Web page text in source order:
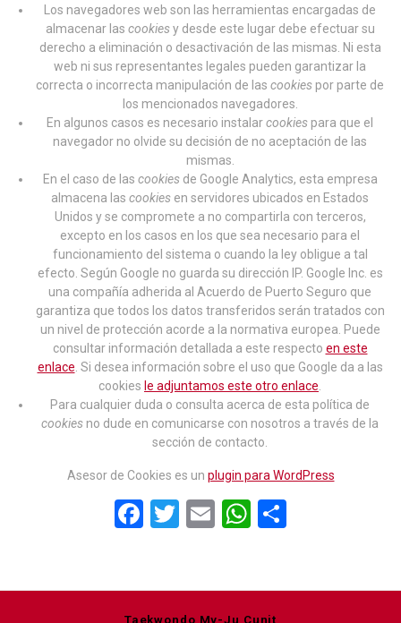
Los navegadores web son las herramientas encargadas de
almacenar las cookiesy desde este lugar debe efectuar su
derecho a eliminación o desactivación de las mismas. Ni esta
web ni sus representantes legales pueden garantizar la
correcta o incorrecta manipulación de las cookies por parte de
los mencionados navegadores.
En algunos casos es necesario instalarcookies para que el
navegador no olvide su decisión de no aceptación de las
mismas.
En el caso de las cookiesde Google Analytics, esta empresa
almacena las cookies en servidores ubicados en Estados
Unidos y se compromete a no compartirla con terceros,
excepto en los casos en los que sea necesario para el
funcionamiento del sistema o cuando la ley obligue a tal
efecto. Según Google no guarda su dirección IP. Google Inc. es
una compañía adherida al Acuerdo de Puerto Seguro que
garantiza que todos los datos transferidos serán tratados con
un nivel de protección acorde a la normativa europea. Puede
consultar información detallada a este respecto en este
enlace. Si desea información sobre el uso que Google da a las
cookies le adjuntamos este otro enlace.
Para cualquier duda o consulta acerca de esta política de
cookies no dude en comunicarse con nosotros a través de la
sección de contacto.
Asesor de Cookies es un plugin para WordPress
F
b
T
er
E
W
s
p
Taekwondo My-Ju Cunit